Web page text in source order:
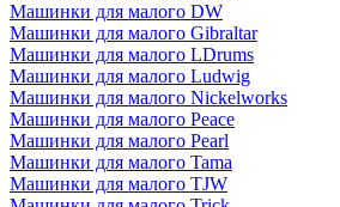
Машинки для малого DW
Машинки для малого Gibraltar
Машинки для малого LDrums
Машинки для малого Ludwig
Машинки для малого Nickelworks
Машинки для малого Peace
Машинки для малого Pearl
Машинки для малого Tama
Машинки для малого TJW